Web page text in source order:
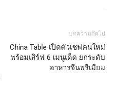
บทความถัดไป
China Table เปิดตัวเชฟคนใหม่
พร้อมเสิร์ฟ 6 เมนูเด็ด ยกระดับ
อาหารจีนพรีเมียม